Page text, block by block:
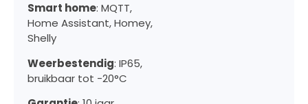
Smart home: MQTT,
Home Assistant, Homey,
Shelly
Weerbestendig: IP65,
bruikbaar tot -20°C